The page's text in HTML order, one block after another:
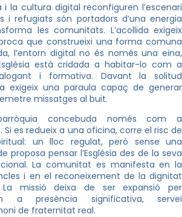
la cultura digital reconfiguren l’escenari
i refugiats són portadors d’una energia
les comunitats. L’acollida exigeix
que construeixi una forma comuna
l’entorn digital no és només una eina,
està cridada a habitar-lo com a
i formativa. Davant la solitud
exigeix una paraula capaç de generar
missatges al buit.
concebuda només com a
Si es redueix a una oficina, corre el risc de
un lloc regulat, però sense una
proposa pensar l’Església des de la seva
La comunitat es manifesta en la
i en el reconeixement de la dignitat
missió deixa de ser expansió per
a presència significativa, servei
de fraternitat real.